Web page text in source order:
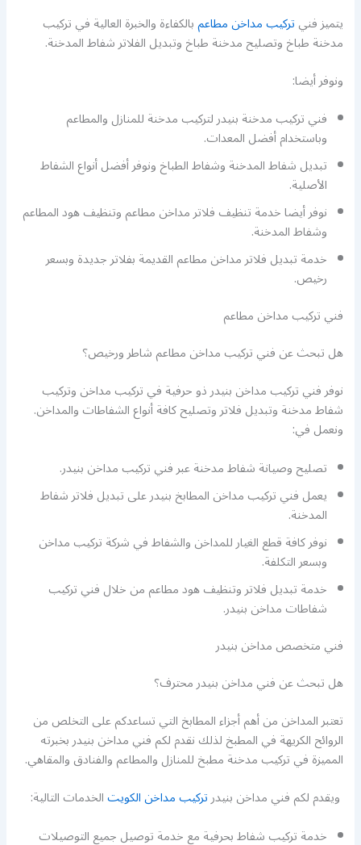
يتميز فنيتركيب مداخن مطاعمبالكفاءة والخبرة العالية في تركيب
مدخنة طباخ وتصليح مدخنة طباخ وتبديل الفلاتر شفاط المدخنة.
ونوفر أيضا:
فني تركيب مدخنة بنيدر لتركيب مدخنة للمنازل والمطاعم
وباستخدام أفضل المعدات.
تبديل شفاط المدخنة وشفاط الطباخ ونوفر أفضل أنواع الشفاط
الأصلية.
نوفر أيضا خدمة تنظيف فلاتر مداخن مطاعم وتنظيف هود المطاعم
وشفاط المدخنة.
خدمة تبديل فلاتر مداخن مطاعم القديمة بفلاتر جديدة وبسعر
رخيص.
فني تركيب مداخن مطاعم
هل تبحث عن فني تركيب مداخن مطاعم شاطر ورخيص؟
نوفر فني تركيب مداخن بنيدر ذو حرفية في تركيب مداخن وتركيب
شفاط مدخنة وتبديل فلاتر وتصليح كافة أنواع الشفاطات والمداخن.
ونعمل في:
تصليح وصيانة شفاط مدخنة عبر فني تركيب مداخن بنيدر.
يعمل فني تركيب مداخن المطابخ بنيدر على تبديل فلاتر شفاط
المدخنة.
نوفر كافة قطع الغيار للمداخن والشفاط في شركة تركيب مداخن
وبسعر التكلفة.
خدمة تبديل فلاتر وتنظيف هود مطاعم من خلال فني تركيب
شفاطات مداخن بنيدر.
فني متخصص مداخن بنيدر
هل تبحث عن فني مداخن بنيدر محترف؟
تعتبر المداخن من أهم أجزاء المطابخ التي تساعدكم على التخلص من
الروائح الكريهة في المطبخ لذلك نقدم لكم فني مداخن بنيدر بخبرته
المميزة في تركيب مدخنة مطبخ للمنازل والمطاعم والفنادق والمقاهي.
ويقدم لكم فني مداخن بنيدرتركيب مداخن الكويتالخدمات التالية:
خدمة تركيب شفاط بحرفية مع خدمة توصيل جميع التوصيلات